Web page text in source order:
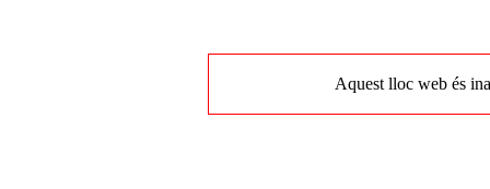
Aquest lloc web és